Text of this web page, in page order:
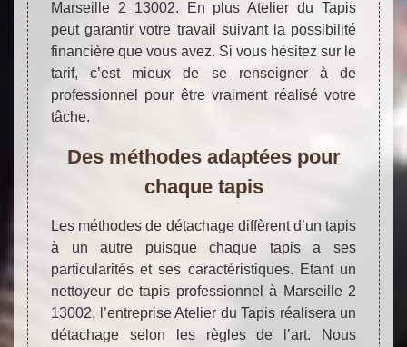
Marseille 2 13002. En plus Atelier du Tapis
peut garantir votre travail suivant la possibilité
financière que vous avez. Si vous hésitez sur le
tarif, c’est mieux de se renseigner à de
professionnel pour être vraiment réalisé votre
tâche.
Des méthodes adaptées pour
chaque tapis
Les méthodes de détachage diffèrent d’un tapis
à un autre puisque chaque tapis a ses
particularités et ses caractéristiques. Etant un
nettoyeur de tapis professionnel à Marseille 2
13002, l’entreprise Atelier du Tapis réalisera un
détachage selon les règles de l’art. Nous